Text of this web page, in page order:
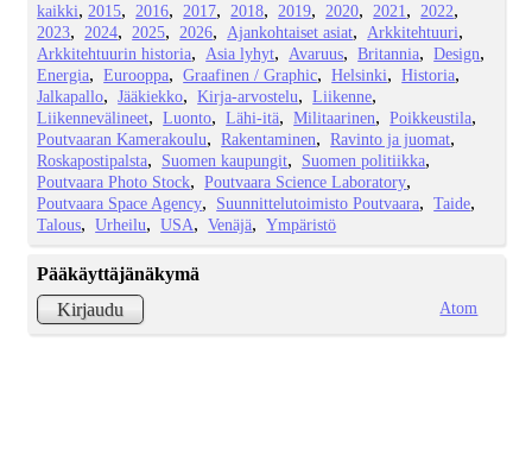
kaikki 2015 2016 2017 2018 2019 2020 2021
2022
2023
2024 2025 2026 Ajankohtaiset asiat
Arkkitehtuuri
Arkkitehtuurin historia
Asia lyhyt Avaruus Britannia
Design
Energia
Eurooppa Graafinen / Graphic Helsinki
Historia
Jalkapallo
Jääkiekko Kirja-arvostelu
Liikenne
Liikennevälineet
Luonto Lähi-itä Militaarinen
Poikkeustila
Poutvaaran Kamerakoulu
Rakentaminen
Ravinto ja juomat
Roskapostipalsta
Suomen kaupungit
Suomen politiikka
Poutvaara Photo Stock
Poutvaara Science Laboratory
Poutvaara Space Agency
Suunnittelutoimisto Poutvaara
Taide
Talous
Urheilu USA Venäjä Ympäristö
Pääkäyttäjänäkymä
Kirjaudu
Atom